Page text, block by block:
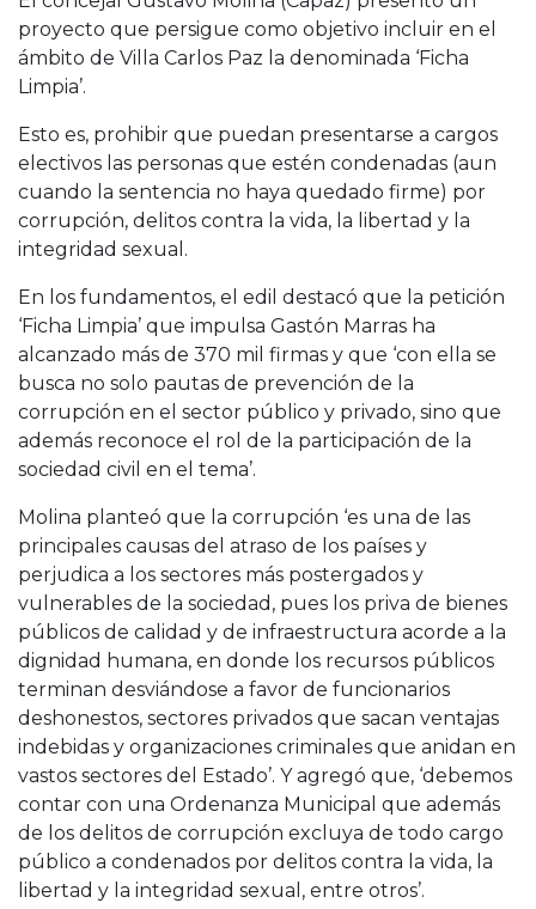
proyecto que persigue como objetivo incluir en el
ámbito de Villa Carlos Paz la denominada ‘Ficha
Limpia’.
Esto es, prohibir que puedan presentarse a cargos
electivos las personas que estén condenadas (aun
cuando la sentencia no haya quedado firme) por
corrupción, delitos contra la vida, la libertad y la
integridad sexual.
En los fundamentos, el edil destacó que la petición
‘Ficha Limpia’ que impulsa Gastón Marras ha
alcanzado más de 370 mil firmas y que ‘con ella se
busca no solo pautas de prevención de la
corrupción en el sector público y privado, sino que
además reconoce el rol de la participación de la
sociedad civil en el tema’.
Molina planteó que la corrupción ‘es una de las
principales causas del atraso de los países y
perjudica a los sectores más postergados y
vulnerables de la sociedad, pues los priva de bienes
públicos de calidad y de infraestructura acorde a la
dignidad humana, en donde los recursos públicos
terminan desviándose a favor de funcionarios
deshonestos, sectores privados que sacan ventajas
indebidas y organizaciones criminales que anidan en
vastos sectores del Estado’. Y agregó que, ‘debemos
contar con una Ordenanza Municipal que además
de los delitos de corrupción excluya de todo cargo
público a condenados por delitos contra la vida, la
libertad y la integridad sexual, entre otros’.